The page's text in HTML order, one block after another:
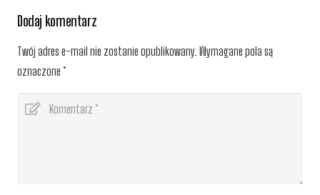
Dodaj komentarz
Twój adres e-mail nie zostanie opublikowany. Wymagane pola są
oznaczone *